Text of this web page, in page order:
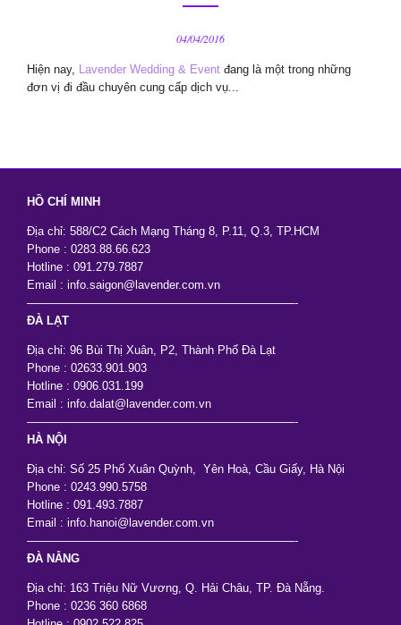
04/04/2016
Hiện nay, Lavender Wedding & Event đang là một trong những
đơn vị đi đầu chuyên cung cấp dịch vụ...
HỒ CHÍ MINH
Địa chỉ: 588/C2 Cách Mạng Tháng 8, P.11, Q.3, TP.HCM
Phone : 0283.88.66.623
Hotline : 091.279.7887
Email : info.saigon@lavender.com.vn
———————————————————————-
ĐÀ LẠT
Địa chỉ: 96 Bùi Thị Xuân, P2, Thành Phố Đà Lạt
Phone : 02633.901.903
Hotline : 0906.031.199
Email : info.dalat@lavender.com.vn
———————————————————————-
HÀ NỘI
Địa chỉ: Số 25 Phố Xuân Quỳnh, Yên Hoà, Cầu Giấy, Hà Nội
Phone : 0243.990.5758
Hotline : 091.493.7887
Email : info.hanoi@lavender.com.vn
———————————————————————-
ĐÀ NẴNG
Địa chỉ: 163 Triệu Nữ Vương, Q. Hải Châu, TP. Đà Nẵng.
Phone : 0236 360 6868